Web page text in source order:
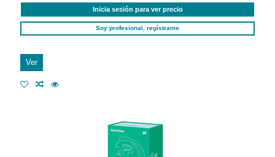
Inicia sesión para ver precio
Soy profesional, regístrame
Ver